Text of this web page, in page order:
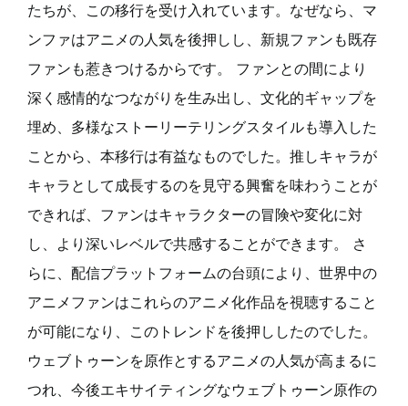
たちが、この移行を受け入れています。なぜなら、マ
ンファはアニメの人気を後押しし、新規ファンも既存
ファンも惹きつけるからです。 ファンとの間により
深く感情的なつながりを生み出し、文化的ギャップを
埋め、多様なストーリーテリングスタイルも導入した
ことから、本移行は有益なものでした。推しキャラが
キャラとして成長するのを見守る興奮を味わうことが
できれば、ファンはキャラクターの冒険や変化に対
し、より深いレベルで共感することができます。 さ
らに、配信プラットフォームの台頭により、世界中の
アニメファンはこれらのアニメ化作品を視聴すること
が可能になり、このトレンドを後押ししたのでした。
ウェブトゥーンを原作とするアニメの人気が高まるに
つれ、今後エキサイティングなウェブトゥーン原作の